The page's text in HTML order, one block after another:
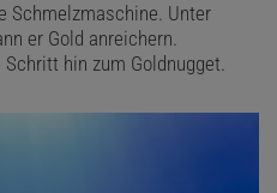
Schmelzmaschine. Unter
er Gold anreichern.
hin zum Goldnugget.